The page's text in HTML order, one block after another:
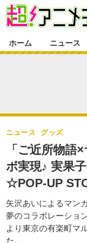
ゲーム・ア
グッズ
声優
舞台
特集一覧
ラキりす
連載マンガ
連載マンガ一
番組・動画
番組・動画
連載・ブログ
編集部ブログ・
ホーム ニュース
「ご近所物語
ボ実現♪ 実果
☆POP-UP
矢沢あいによるマン
夢のコラボレーショ
より東京の有楽町マ
た。
ニュース グッズ